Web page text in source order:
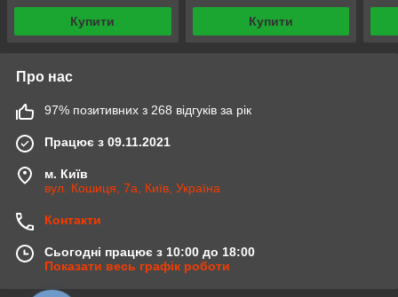
Купити Купити
Про нас
97% позитивних з 268 відгуків за рік
Працює з 09.11.2021
м. Київ
вул. Кошиця, 7а, Київ, Україна
Контакти
Сьогодні працює з 10:00 до 18:00
Показати весь графік роботи